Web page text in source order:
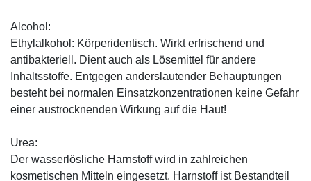
Alcohol:
Ethylalkohol: Körperidentisch. Wirkt erfrischend und
antibakteriell. Dient auch als Lösemittel für andere
Inhaltsstoffe. Entgegen anderslautender Behauptungen
besteht bei normalen Einsatzkonzentrationen keine Gefahr
einer austrocknenden Wirkung auf die Haut!
Urea:
Der wasserlösliche Harnstoff wird in zahlreichen
kosmetischen Mitteln eingesetzt. Harnstoff ist Bestandteil